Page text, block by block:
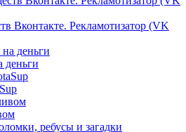
Вконтакте. Рекламотизатор (VK
деньги